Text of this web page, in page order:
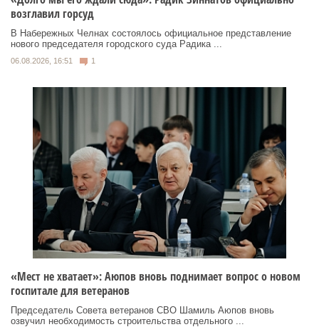
возглавил горсуд
В Набережных Челнах состоялось официальное представление
нового председателя городского суда Радика ...
06.08.2026, 16:51 1
«Мест не хватает»: Аюпов вновь поднимает вопрос о новом
госпитале для ветеранов
Председатель Совета ветеранов СВО Шамиль Аюпов вновь
озвучил необходимость строительства отдельного ...